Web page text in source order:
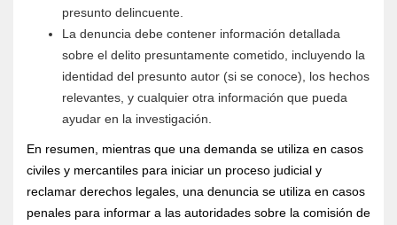
presunto delincuente.
La denuncia debe contener información detallada
sobre el delito presuntamente cometido, incluyendo la
identidad del presunto autor (si se conoce), los hechos
relevantes, y cualquier otra información que pueda
ayudar en la investigación.
En resumen, mientras que una demanda se utiliza en casos
civiles y mercantiles para iniciar un proceso judicial y
reclamar derechos legales, una denuncia se utiliza en casos
penales para informar a las autoridades sobre la comisión de